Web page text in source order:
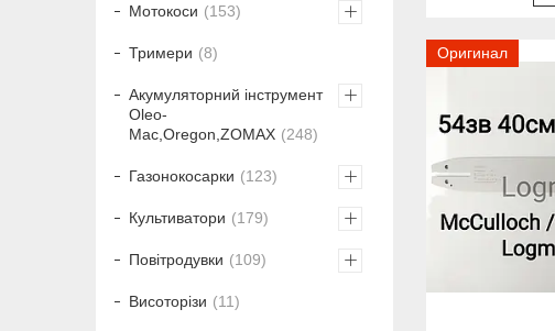
Оригинал
Мотокоси 153
Тримери 8
Акумуляторний інструмент
Oleo-
Mac,Oregon,ZOMAX
248
Газонокосарки 123
Культиватори 179
Повітродувки 109
Висоторізи 11